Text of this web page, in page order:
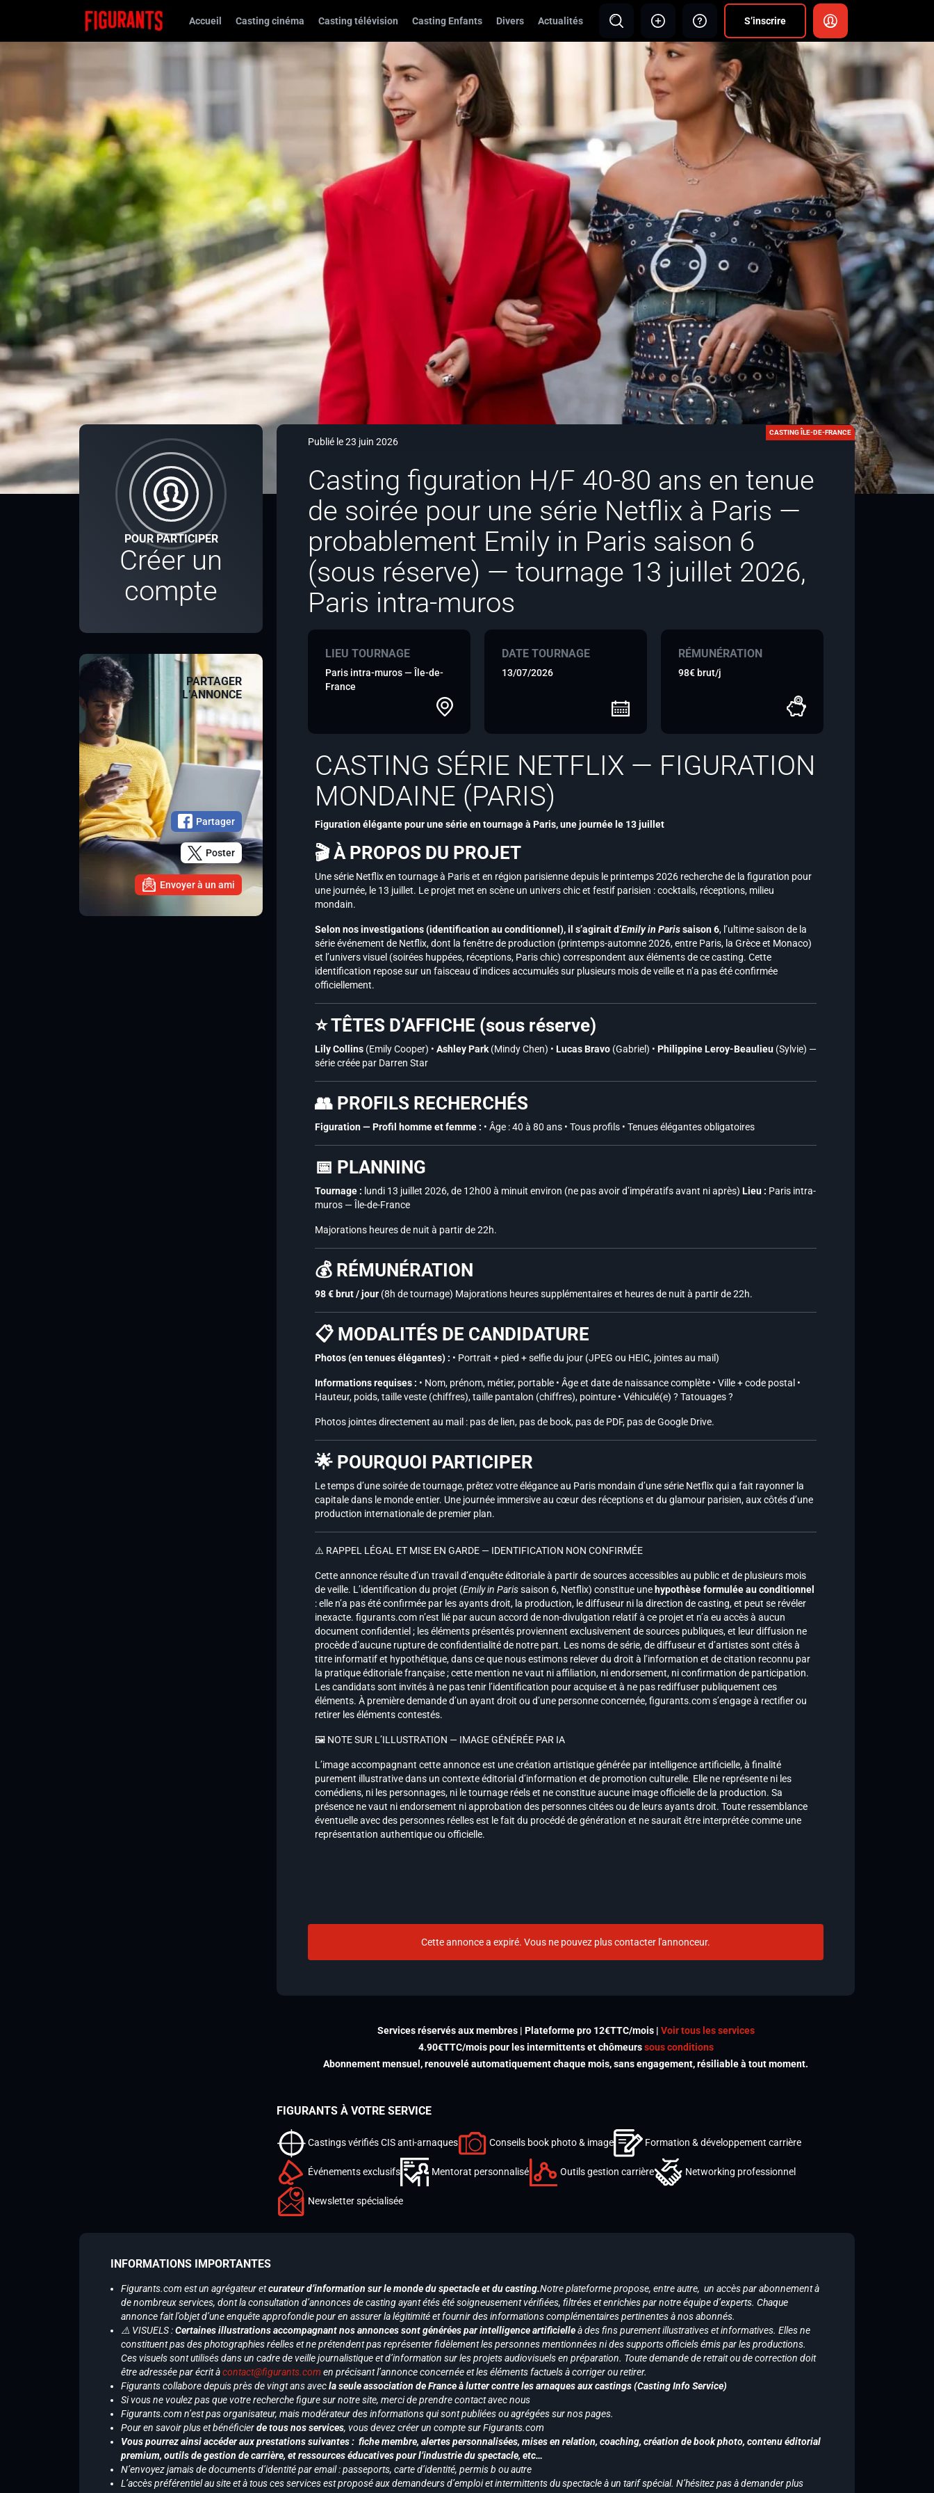
Accueil Casting cinéma Casting télévision Casting Enfants Divers Actualités S’inscrire
POUR PARTICIPER
Créer un
compte
PARTAGER
L’ANNONCE
Partager
Poster
Envoyer à un ami
Publié le 23 juin 2026
CASTING ÎLE-DE-FRANCE
Casting figuration H/F 40-80 ans en tenue
de soirée pour une série Netflix à Paris —
probablement Emily in Paris saison 6
(sous réserve) — tournage 13 juillet 2026,
Paris intra-muros
LIEU TOURNAGE
Paris intra-muros — Île-de-
France
DATE TOURNAGE
13/07/2026
RÉMUNÉRATION
98€ brut/j
CASTING SÉRIE NETFLIX — FIGURATION
MONDAINE (PARIS)
Figuration élégante pour une série en tournage à Paris, une journée le 13 juillet
🎬 À PROPOS DU PROJET
Une série Netflix en tournage à Paris et en région parisienne depuis le printemps 2026 recherche de la figuration pour
une journée, le 13 juillet. Le projet met en scène un univers chic et festif parisien : cocktails, réceptions, milieu
mondain.
Selon nos investigations (identification au conditionnel), il s’agirait d’Emily in Parissaison 6, l’ultime saison de la
série événement de Netflix, dont la fenêtre de production (printemps-automne 2026, entre Paris, la Grèce et Monaco)
et l’univers visuel (soirées huppées, réceptions, Paris chic) correspondent aux éléments de ce casting. Cette
identification repose sur un faisceau d’indices accumulés sur plusieurs mois de veille et n’a pas été confirmée
officiellement.
⭐ TÊTES D’AFFICHE (sous réserve)
Lily Collins (Emily Cooper) • Ashley Park (Mindy Chen) • Lucas Bravo (Gabriel) • Philippine Leroy-Beaulieu (Sylvie) —
série créée par Darren Star
👥 PROFILS RECHERCHÉS
Figuration — Profil homme et femme : • Âge : 40 à 80 ans • Tous profils • Tenues élégantes obligatoires
📅 PLANNING
Tournage : lundi 13 juillet 2026, de 12h00 à minuit environ (ne pas avoir d’impératifs avant ni après) Lieu : Paris intra-
muros — Île-de-France
Majorations heures de nuit à partir de 22h.
💰 RÉMUNÉRATION
98 € brut / jour (8h de tournage) Majorations heures supplémentaires et heures de nuit à partir de 22h.
📋 MODALITÉS DE CANDIDATURE
Photos (en tenues élégantes) : • Portrait + pied + selfie du jour (JPEG ou HEIC, jointes au mail)
Informations requises : • Nom, prénom, métier, portable • Âge et date de naissance complète • Ville + code postal •
Hauteur, poids, taille veste (chiffres), taille pantalon (chiffres), pointure • Véhiculé(e) ? Tatouages ?
Photos jointes directement au mail : pas de lien, pas de book, pas de PDF, pas de Google Drive.
🌟 POURQUOI PARTICIPER
Le temps d’une soirée de tournage, prêtez votre élégance au Paris mondain d’une série Netflix qui a fait rayonner la
capitale dans le monde entier. Une journée immersive au cœur des réceptions et du glamour parisien, aux côtés d’une
production internationale de premier plan.
⚠️ RAPPEL LÉGAL ET MISE EN GARDE — IDENTIFICATION NON CONFIRMÉE
Cette annonce résulte d’un travail d’enquête éditoriale à partir de sources accessibles au public et de plusieurs mois
de veille. L’identification du projet (Emily in Parissaison 6, Netflix) constitue une hypothèse formulée au conditionnel
: elle n’a pas été confirmée par les ayants droit, la production, le diffuseur ni la direction de casting, et peut se révéler
inexacte. figurants.com n’est lié par aucun accord de non-divulgation relatif à ce projet et n’a eu accès à aucun
document confidentiel ; les éléments présentés proviennent exclusivement de sources publiques, et leur diffusion ne
procède d’aucune rupture de confidentialité de notre part. Les noms de série, de diffuseur et d’artistes sont cités à
titre informatif et hypothétique, dans ce que nous estimons relever du droit à l’information et de citation reconnu par
la pratique éditoriale française ; cette mention ne vaut ni affiliation, ni endorsement, ni confirmation de participation.
Les candidats sont invités à ne pas tenir l’identification pour acquise et à ne pas rediffuser publiquement ces
éléments. À première demande d’un ayant droit ou d’une personne concernée, figurants.com s’engage à rectifier ou
retirer les éléments contestés.
🖼️ NOTE SUR L’ILLUSTRATION — IMAGE GÉNÉRÉE PAR IA
L’image accompagnant cette annonce est une création artistique générée par intelligence artificielle, à finalité
purement illustrative dans un contexte éditorial d’information et de promotion culturelle. Elle ne représente ni les
comédiens, ni les personnages, ni le tournage réels et ne constitue aucune image officielle de la production. Sa
présence ne vaut ni endorsement ni approbation des personnes citées ou de leurs ayants droit. Toute ressemblance
éventuelle avec des personnes réelles est le fait du procédé de génération et ne saurait être interprétée comme une
représentation authentique ou officielle.
Cette annonce a expiré. Vous ne pouvez plus contacter l'annonceur.
Services réservés aux membres | Plateforme pro 12€TTC/mois | Voir tous les services
4.90€TTC/mois pour les intermittents et chômeurssous conditions
Abonnement mensuel, renouvelé automatiquement chaque mois, sans engagement, résiliable à tout moment.
FIGURANTS À VOTRE SERVICE
Castings vérifiés CIS anti-arnaques Conseils book photo & image Formation & développement carrière
Événements exclusifs Mentorat personnalisé Outils gestion carrière Networking professionnel
Newsletter spécialisée
INFORMATIONS IMPORTANTES
Figurants.com est un agrégateur etcurateur d’information sur le monde du spectacle et du casting.Notre plateforme propose, entre autre, un accès par abonnement à
de nombreux services, dont la consultation d’annonces de casting ayant étés été soigneusement vérifiées, filtrées et enrichies par notre équipe d’experts. Chaque
annonce fait l’objet d’une enquête approfondie pour en assurer la légitimité et fournir des informations complémentaires pertinentes à nos abonnés.
⚠️ VISUELS :Certaines illustrations accompagnant nos annonces sont générées par intelligence artificielleà des fins purement illustratives et informatives. Elles ne
constituent pas des photographies réelles et ne prétendent pas représenter fidèlement les personnes mentionnées ni des supports officiels émis par les productions.
Ces visuels sont utilisés dans un cadre de veille journalistique et d’information sur les projets audiovisuels en préparation. Toute demande de retrait ou de correction doit
être adressée par écrit àcontact@figurants.com en précisant l’annonce concernée et les éléments factuels à corriger ou retirer.
Figurants collabore depuis près de vingt ans avecla seule association de France à lutter contre les arnaques aux castings (Casting Info Service)
Si vous ne voulez pas que votre recherche figure sur notre site, merci de prendre contact avec nous
Figurants.com n’est pas organisateur, mais modérateur des informations qui sont publiées ou agrégées sur nos pages.
Pour en savoir plus et bénéficierde tous nos services, vous devez créer un compte sur Figurants.com
Vous pourrez ainsi accéder aux prestations suivantes : fiche membre, alertes personnalisées, mises en relation, coaching, création de book photo, contenu éditorial
premium, outils de gestion de carrière, et ressources éducatives pour l’industrie du spectacle, etc…
N’envoyez jamais de documents d’identité par email : passeports, carte d’identité, permis b ou autre
L’accès préférentiel au site et à tous ces services est proposé aux demandeurs d’emploi et intermittents du spectacle à un tarif spécial. N’hésitez pas à demander plus